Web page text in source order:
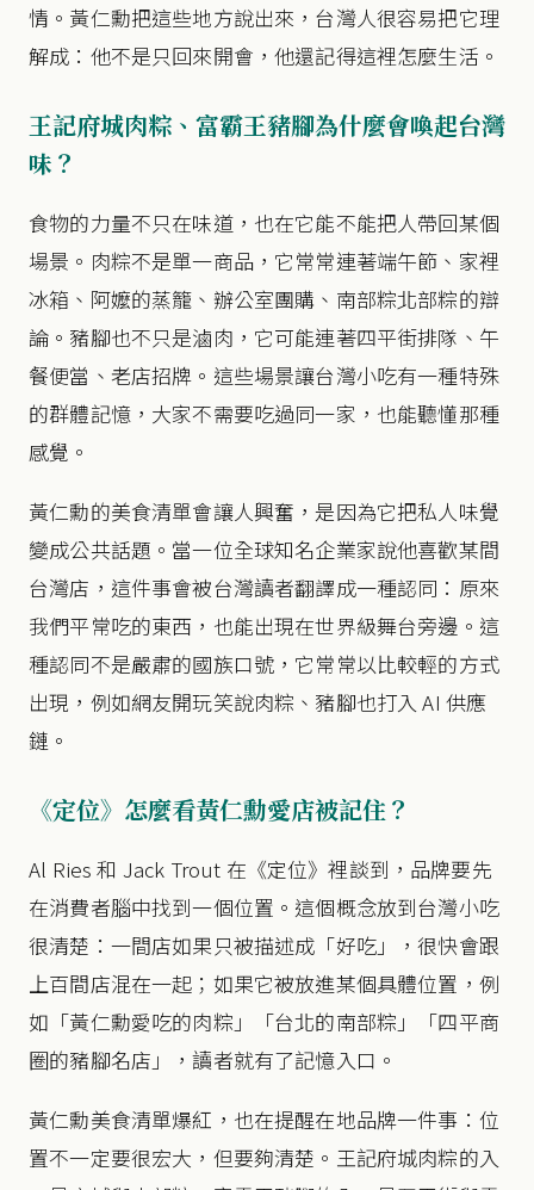
情。黃仁勳把這些地方說出來，台灣人很容易把它理
解成：他不是只回來開會，他還記得這裡怎麼生活。
王記府城肉粽、富霸王豬腳為什麼會喚起台灣
味？
食物的力量不只在味道，也在它能不能把人帶回某個
場景。肉粽不是單一商品，它常常連著端午節、家裡
冰箱、阿嬤的蒸籠、辦公室團購、南部粽北部粽的辯
論。豬腳也不只是滷肉，它可能連著四平街排隊、午
餐便當、老店招牌。這些場景讓台灣小吃有一種特殊
的群體記憶，大家不需要吃過同一家，也能聽懂那種
感覺。
黃仁勳的美食清單會讓人興奮，是因為它把私人味覺
變成公共話題。當一位全球知名企業家說他喜歡某間
台灣店，這件事會被台灣讀者翻譯成一種認同：原來
我們平常吃的東西，也能出現在世界級舞台旁邊。這
種認同不是嚴肅的國族口號，它常常以比較輕的方式
出現，例如網友開玩笑說肉粽、豬腳也打入 AI 供應
鏈。
《定位》怎麼看黃仁勳愛店被記住？
Al Ries 和 Jack Trout 在《定位》裡談到，品牌要先
在消費者腦中找到一個位置。這個概念放到台灣小吃
很清楚：一間店如果只被描述成「好吃」，很快會跟
上百間店混在一起；如果它被放進某個具體位置，例
如「黃仁勳愛吃的肉粽」「台北的南部粽」「四平商
圈的豬腳名店」，讀者就有了記憶入口。
黃仁勳美食清單爆紅，也在提醒在地品牌一件事：位
置不一定要很宏大，但要夠清楚。王記府城肉粽的入